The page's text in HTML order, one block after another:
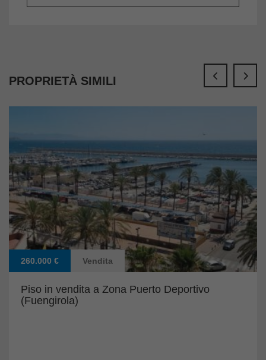
PROPRIETÀ SIMILI
260.000 € Vendita
Piso in vendita a Zona Puerto Deportivo
(Fuengirola)